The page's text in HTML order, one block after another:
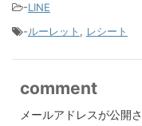
-LINE
-ルーレット , レシート
comment
メールアドレスが公開